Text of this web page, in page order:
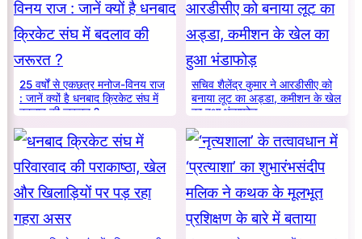
25 वर्षों से एकछत्र मनोज-विनय राज
: जानें क्यों है धनबाद क्रिकेट संघ में
बदलाव की जरूरत ?
सचिव शैलेंद्र कुमार ने आरडीसीए को
बनाया लूट का अड्डा, कमीशन के खेल
का हुआ भंडाफोड़